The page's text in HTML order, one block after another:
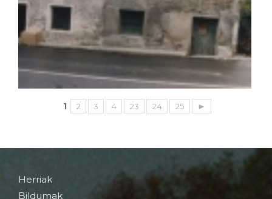
1 2 3 4 23 24 25 ►
Herriak
Bildumak